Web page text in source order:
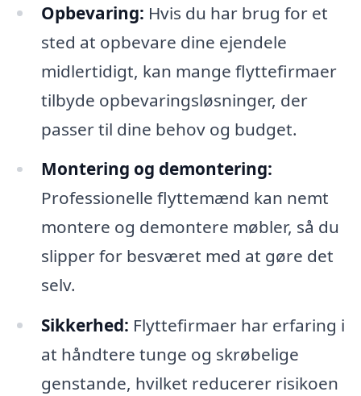
Opbevaring: Hvis du har brug for et
sted at opbevare dine ejendele
midlertidigt, kan mange flyttefirmaer
tilbyde opbevaringsløsninger, der
passer til dine behov og budget.
Montering og demontering:
Professionelle flyttemænd kan nemt
montere og demontere møbler, så du
slipper for besværet med at gøre det
selv.
Sikkerhed: Flyttefirmaer har erfaring i
at håndtere tunge og skrøbelige
genstande, hvilket reducerer risikoen